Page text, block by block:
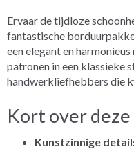
Ervaar de tijdloze
fantastische
een elegant en
patronen in een klassieke
handwerkliefhebbers die
Kort over
Kunstzinnige